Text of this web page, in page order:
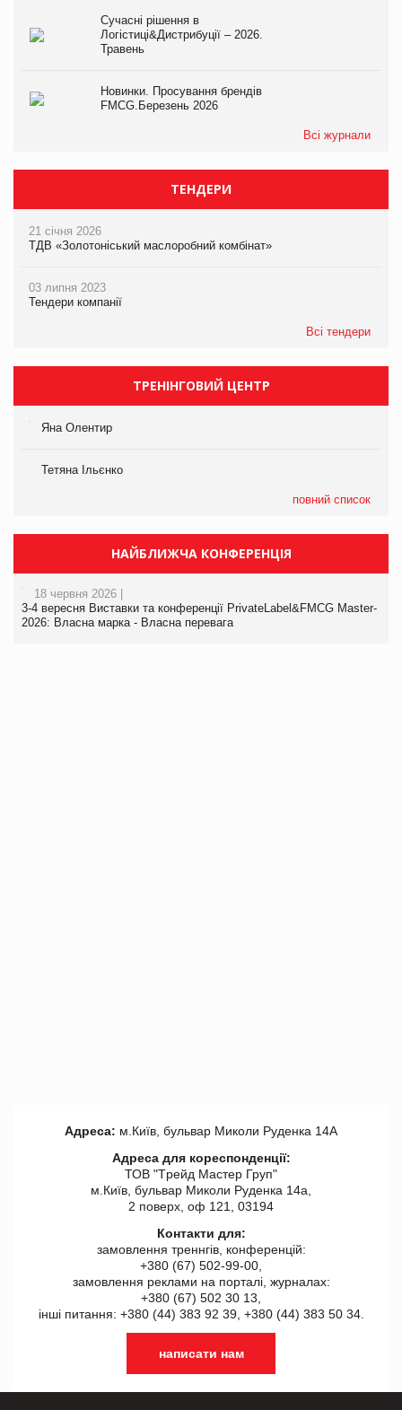
Сучасні рішення в
Логістиці&Дистрибуції – 2026.
Травень
Новинки. Просування брендів
FMCG.Березень 2026
Всі журнали
ТЕНДЕРИ
21 січня 2026
ТДВ «Золотоніський маслоробний комбінат»
03 липня 2023
Тендери компанії
Всі тендери
ТРЕНІНГОВИЙ ЦЕНТР
Яна Олентир
Тетяна Ільєнко
повний список
НАЙБЛИЖЧА КОНФЕРЕНЦІЯ
18 червня 2026 |
3-4 вересня Виставки та конференції PrivateLabel&FMCG Master-
2026: Власна марка - Власна перевага
Адреса: м.Київ, бульвар Миколи Руденка 14А
Адреса для кореспонденції:
ТОВ "Tрейд Мастер Груп"
м.Київ, бульвар Миколи Руденка 14а,
2 поверх, оф 121, 03194
Контакти для:
замовлення треннгів, конференцій:
+380 (67) 502-99-00,
замовлення реклами на порталі, журналах:
+380 (67) 502 30 13,
інші питання: +380 (44) 383 92 39, +380 (44) 383 50 34.
написати нам